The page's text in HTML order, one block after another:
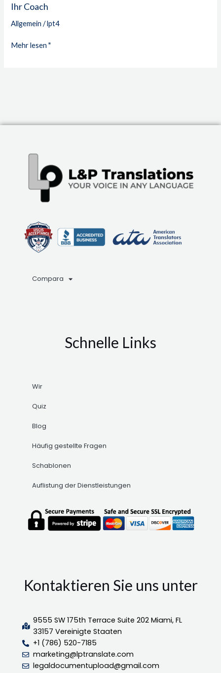
Ihr Coach
Allgemein /lpt4
Mehr lesen "
Compara
Schnelle Links
Wir
Quiz
Blog
Häufig gestellte Fragen
Schablonen
Auflistung der Dienstleistungen
Kontaktieren Sie uns unter
9555 SW 175th Terrace Suite 202 Miami, FL
33157 Vereinigte Staaten
+1 (786) 520-7185
marketing@lptranslate.com
legaldocumentupload@gmail.com